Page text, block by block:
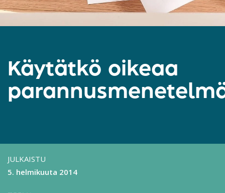
Käytätkö oikeaa
JULKAISTU
5. helmikuuta 2014